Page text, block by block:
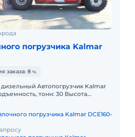
погрузчика Kalmar
заказа: 8 ч.
тонн: 30 Высота
погрузчика Kalmar DCE160-